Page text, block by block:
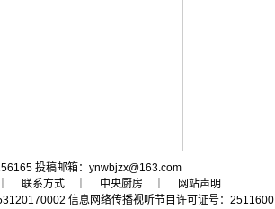
投稿邮箱：ynwbjzx@163.com
联系方式 中央厨房
网站声明
信息网络传播视听节目许可证号：2511600